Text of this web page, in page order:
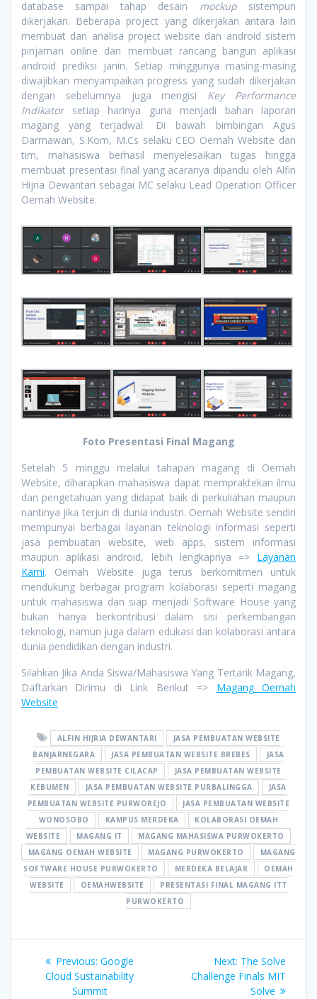
database sampai tahap desain mockupsistempun
dikerjakan. Beberapa project yang dikerjakan antara lain
membuat dan analisa project website dan android sistem
pinjaman online dan membuat rancang bangun aplikasi
android prediksi janin. Setiap minggunya masing-masing
diwajibkan menyampaikan progress yang sudah dikerjakan
dengan sebelumnya juga mengisi Key Performance
Indikatorsetiap harinya guna menjadi bahan laporan
magang yang terjadwal. Di bawah bimbingan Agus
Darmawan, S.Kom, M.Cs selaku CEO Oemah Website dan
tim, mahasiswa berhasil menyelesaikan tugas hingga
membuat presentasi final yang acaranya dipandu oleh Alfin
Hijria Dewantari sebagai MC selaku Lead Operation Officer
Oemah Website.
Foto Presentasi Final Magang
Setelah 5 minggu melalui tahapan magang di Oemah
Website, diharapkan mahasiswa dapat mempraktekan ilmu
dan pengetahuan yang didapat baik di perkuliahan maupun
nantinya jika terjun di dunia industri. Oemah Website sendiri
mempunyai berbagai layanan teknologi informasi seperti
jasa pembuatan website, web apps, sistem informasi
maupun aplikasi android, lebih lengkapnya => Layanan
Kami. Oemah Website juga terus berkomitmen untuk
mendukung berbagai program kolaborasi seperti magang
untuk mahasiswa dan siap menjadi Software House yang
bukan hanya berkontribusi dalam sisi perkembangan
teknologi, namun juga dalam edukasi dan kolaborasi antara
dunia pendidikan dengan industri.
Silahkan Jika Anda Siswa/Mahasiswa Yang Tertarik Magang,
Daftarkan Dirimu di Link Berikut => Magang Oemah
Website
ALFIN HIJRIA DEWANTARI
JASA PEMBUATAN WEBSITE
BANJARNEGARA
JASA PEMBUATAN WEBSITE BREBES
JASA
PEMBUATAN WEBSITE CILACAP
JASA PEMBUATAN WEBSITE
KEBUMEN
JASA PEMBUATAN WEBSITE PURBALINGGA
JASA
PEMBUATAN WEBSITE PURWOREJO
JASA PEMBUATAN WEBSITE
WONOSOBO
KAMPUS MERDEKA
KOLABORASI OEMAH
WEBSITE
MAGANG IT
MAGANG MAHASISWA PURWOKERTO
MAGANG OEMAH WEBSITE
MAGANG PURWOKERTO
MAGANG
SOFTWARE HOUSE PURWOKERTO
MERDEKA BELAJAR
OEMAH
WEBSITE
OEMAHWEBSITE
PRESENTASI FINAL MAGANG ITT
PURWOKERTO
Post
navigation
Previous: Previous
post:
Google
Cloud Sustainability
Summit
Next: Next
post:
The Solve
Challenge Finals MIT
Solve